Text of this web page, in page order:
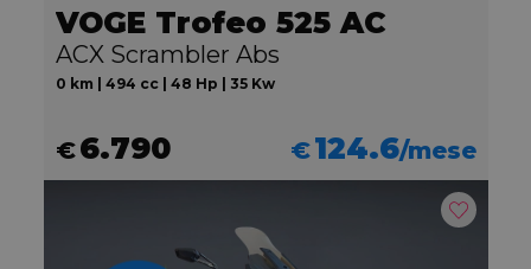
VOGE Trofeo 525 AC
ACX Scrambler Abs
0 km | 494 cc | 48 Hp | 35 Kw
€6.790 €124.6/mese